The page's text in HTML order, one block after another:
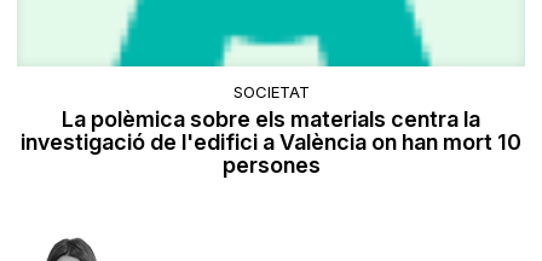
SOCIETAT
La polèmica sobre els materials centra la
investigació de l'edifici a València on han mort 10
persones